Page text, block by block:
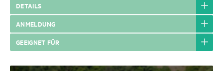
DETAILS
ANMELDUNG
GEEIGNET FÜR